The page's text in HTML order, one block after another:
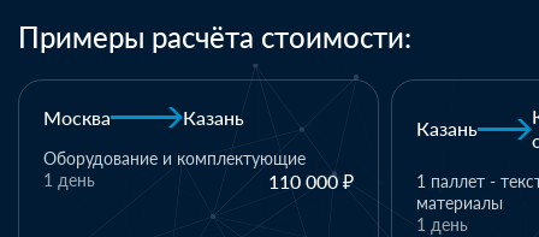
Примеры расчёта стоимости:
Москва Казань
Оборудование и комплектующие
110 000 ₽
1 день
Казань
1 паллет -
материалы
1 день